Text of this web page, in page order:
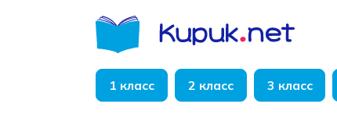
1 класс 2 класс 3 класс